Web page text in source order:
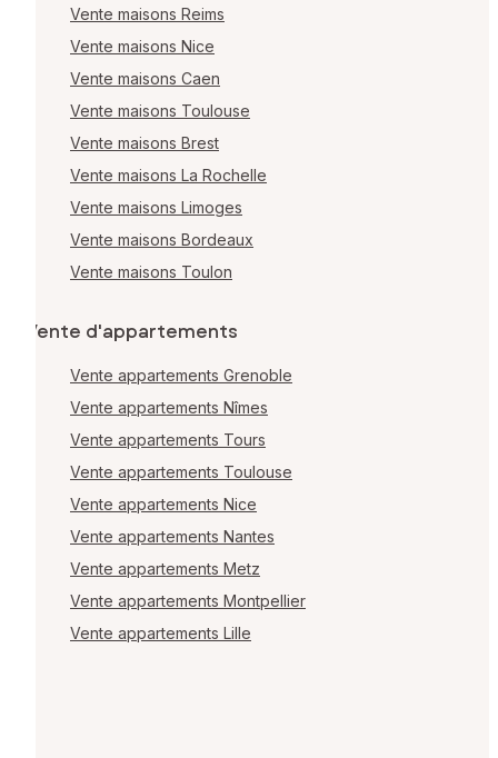
Vente maisons Reims
Vente maisons Nice
Vente maisons Caen
Vente maisons Toulouse
Vente maisons Brest
Vente maisons La Rochelle
Vente maisons Limoges
Vente maisons Bordeaux
Vente maisons Toulon
Vente d'appartements
Vente appartements Grenoble
Vente appartements Nîmes
Vente appartements Tours
Vente appartements Toulouse
Vente appartements Nice
Vente appartements Nantes
Vente appartements Metz
Vente appartements Montpellier
Vente appartements Lille